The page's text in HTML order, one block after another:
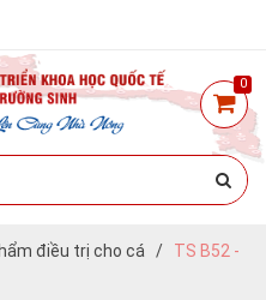
0
điều trị cho cá /
TS B52 -